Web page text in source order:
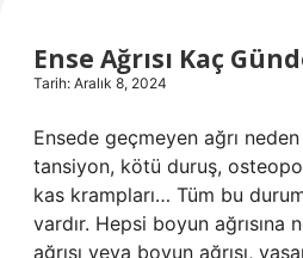
Ense Ağrısı Kaç
Tarih: Aralık 8, 2024
Ensede geçmeyen ağrı
tansiyon, kötü duruş,
kas krampları… Tüm bu
vardır. Hepsi boyun ağrısına
ağrısı veya boyun ağrısı,